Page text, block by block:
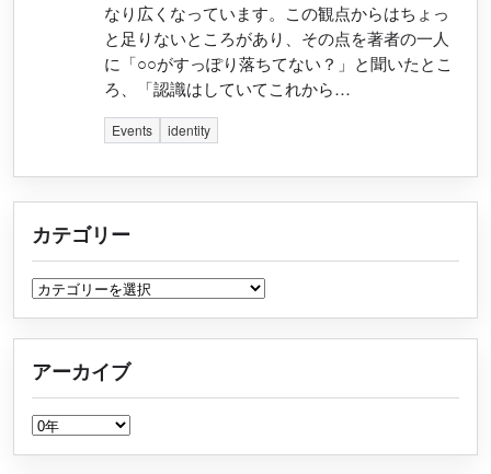
なり広くなっています。この観点からはちょっ
と足りないところがあり、その点を著者の一人
に「○○がすっぽり落ちてない？」と聞いたとこ
ろ、「認識はしていてこれから…
Events identity
カテゴリー
カテゴリー
アーカイブ
アーカイブ